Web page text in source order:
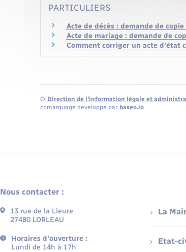
PARTICULIERS
Acte de décès : demande de
Acte de mariage : demande de
Comment corriger un acte d'état
© Direction de l’information légale et
comarquage developpé par baseo.io
Nous contacter :
13 rue de la Lieure
27480 LORLEAU
Horaires d'ouverture :
Lundi de 14h à 17h
La
Etat-